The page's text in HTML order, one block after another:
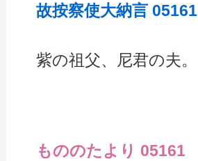
故按察使大納言 05161
紫の祖父、尼君の夫。
もののたより 05161